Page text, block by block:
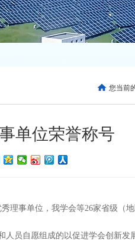
您当前
单位荣誉称号
理事单位，我学会等26家省级（地
员自愿组成的以促进学会创新发